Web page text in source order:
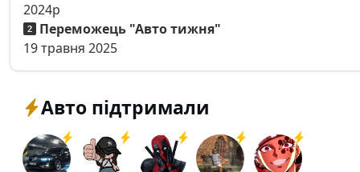
2024р
Переможець "Авто тижня"
19 травня 2025
Авто підтримали